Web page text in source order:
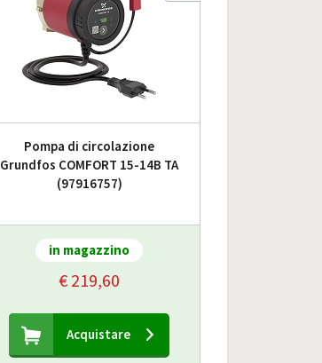
Pompa di circolazione
Grundfos COMFORT 15-14B TA
(97916757)
in magazzino
€ 219,60
Acquistare